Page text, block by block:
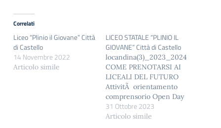
Correlati
Liceo “Plinio il Giovane” Città
di Castello
14 Novembre 2022
Articolo simile
LICEO STATALE “PLINIO IL
GIOVANE” Città di Castello
locandina(3)_2023_2024
COME PRENOTARSI AI
LICEALI DEL FUTURO
AttivitÃ orientamento
comprensorio Open Day
2023-24
31 Ottobre 2023
Articolo simile